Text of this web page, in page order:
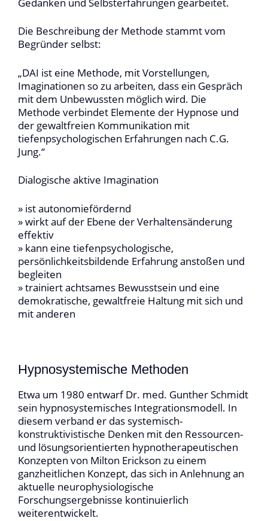
Die Beschreibung der Methode stammt vom
Begründer selbst:
„DAI ist eine Methode, mit Vorstellungen,
Imaginationen so zu arbeiten, dass ein Gespräch
mit dem Unbewussten möglich wird. Die
Methode verbindet Elemente der Hypnose und
der gewaltfreien Kommunikation mit
tiefenpsychologischen Erfahrungen nach C.G.
Jung.“
Dialogische aktive Imagination
» ist autonomiefördernd
» wirkt auf der Ebene der Verhaltensänderung
effektiv
» kann eine tiefenpsychologische,
persönlichkeitsbildende Erfahrung anstoßen und
begleiten
» trainiert achtsames Bewusstsein und eine
demokratische, gewaltfreie Haltung mit sich und
mit anderen
Hypnosystemische Methoden
Etwa um 1980 entwarf Dr. med. Gunther Schmidt
sein hypnosystemisches Integrationsmodell. In
diesem verband er das systemisch-
konstruktivistische Denken mit den Ressourcen-
und lösungsorientierten hypnotherapeutischen
Konzepten von Milton Erickson zu einem
ganzheitlichen Konzept, das sich in Anlehnung an
aktuelle neurophysiologische
Forschungsergebnisse kontinuierlich
weiterentwickelt.